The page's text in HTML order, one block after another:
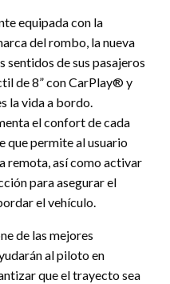
equipada con la
del rombo, la nueva
sentidos de sus pasajeros
de 8” con CarPlay® y
la vida a bordo.
el confort de cada
que permite al usuario
remota, así como activar
para asegurar el
el vehículo.
de las mejores
al piloto en
que el trayecto sea